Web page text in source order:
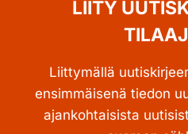
LIITY
Liittymällä
ensimmäisenä tiedon
ajankohtaisista